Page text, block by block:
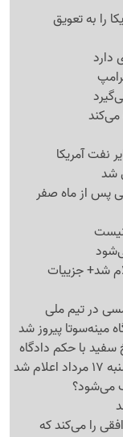
را به تعویق
دارد
نفت آمریکا
شد
پس از ماه صفر
نیست
مسی در تیم ملی
مینه‌سوتا پیروز شد
شد
می‌شود؟
را می‌کند که